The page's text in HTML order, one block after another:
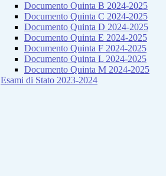
Documento Quinta B 2024-2025
Documento Quinta C 2024-2025
Documento Quinta D 2024-2025
Documento Quinta E 2024-2025
Documento Quinta F 2024-2025
Documento Quinta L 2024-2025
Documento Quinta M 2024-2025
Esami di Stato 2023-2024